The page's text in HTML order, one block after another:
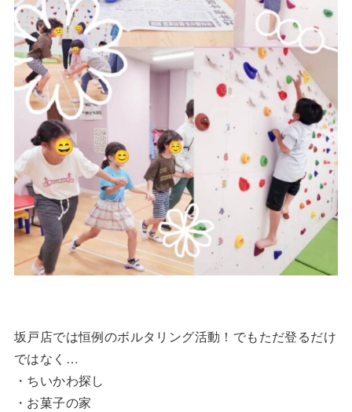
坂戸店では恒例のボルタリング活動！でもただ登るだけ
ではなく…
・ちいかわ探し
・お菓子の家